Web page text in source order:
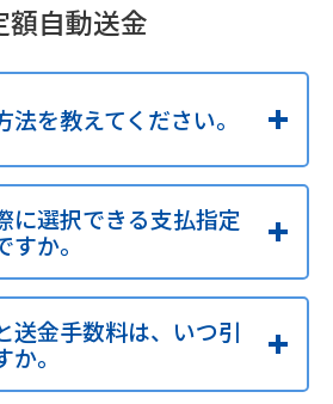
額自動送金
法を教えてください。
に選択できる支払指定
か。
送金手数料は、いつ引
。